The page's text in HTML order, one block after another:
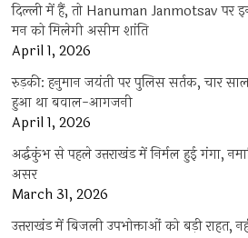
दिल्ली में हैं, तो Hanuman Janmotsav पर
मन को मिलेगी असीम शांति
April 1, 2026
रुड़की: हनुमान जयंती पर पुलिस सर्तक, चार साल
हुआ था बवाल-आगजनी
April 1, 2026
अर्द्धकुंभ से पहले उत्तराखंड में निर्मल हुई गंगा,
असर
March 31, 2026
उत्तराखंड में बिजली उपभोक्ताओं को बड़ी राहत,